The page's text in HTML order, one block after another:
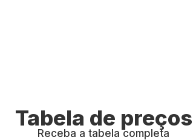
Tabela de preços
Receba a tabela completa